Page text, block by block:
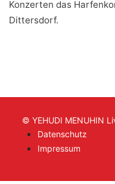
Konzerten das
Dittersdorf.
© YEHUDI MENUHIN
Datenschutz
Impressum